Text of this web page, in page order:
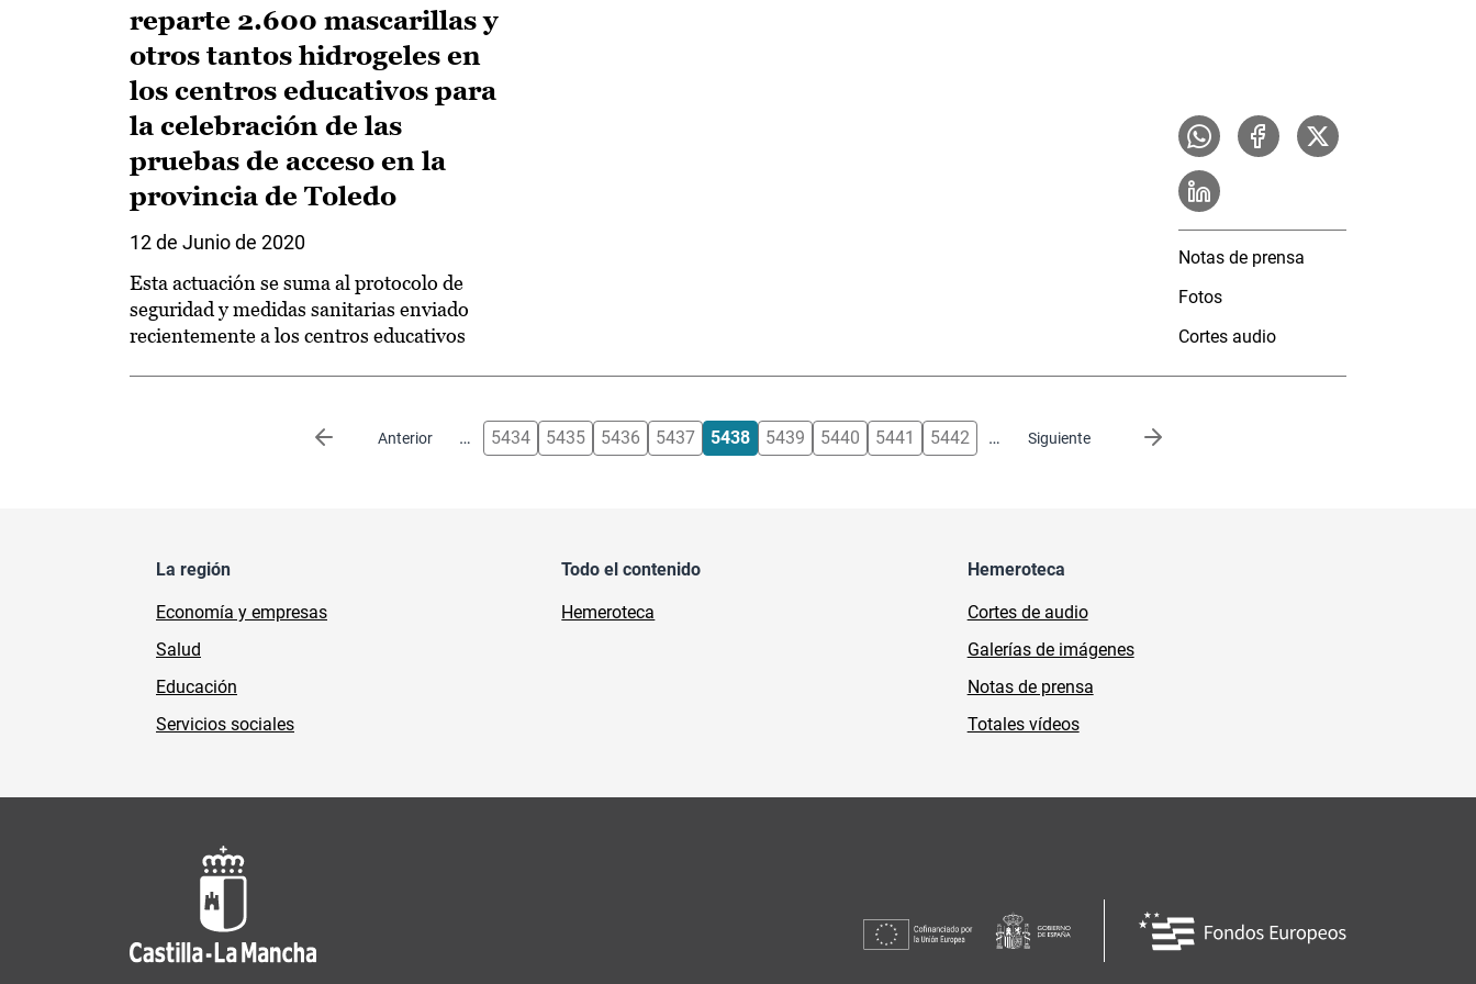
reparte 2.600 mascarillas y
otros tantos hidrogeles en
los centros educativos para
la celebración de las
pruebas de acceso en la
provincia de Toledo
12 de Junio de 2020
Esta actuación se suma al protocolo de
seguridad y medidas sanitarias enviado
recientemente a los centros educativos
Notas de prensa
Fotos
Cortes audio
Anterior
Página anterior … 5434 5435 5436 5437 5438 5439 5440 5441 5442 … Siguiente
Siguiente página
La región
Economía y empresas
Salud
Educación
Servicios sociales
Todo el contenido
Hemeroteca
Hemeroteca
Cortes de audio
Galerías de imágenes
Notas de prensa
Totales vídeos